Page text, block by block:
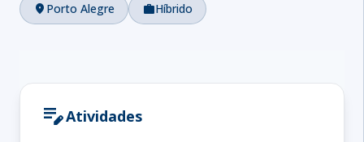
location_on Porto Alegre workHíbrido
edit_noteAtividades